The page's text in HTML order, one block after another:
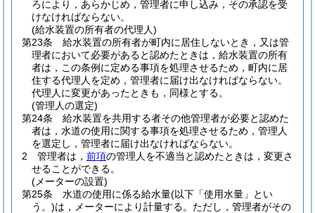
ろにより，あらかじめ，管理者に申し込み，その承認を受
けなければならない。
(給水装置の所有者の代理人)
第23条
給水装置の所有者が町内に居住しないとき，又は管
理者において必要があると認めたときは，給水装置の所有
者は，この条例に定める事項を処理させるため，町内に居
住する代理人を定め，管理者に届け出なければならない。
代理人に変更があったときも，同様とする。
(管理人の選定)
第24条
給水装置を共用する者その他管理者が必要と認めた
者は，水道の使用に関する事項を処理させるため，管理人
を選定し，管理者に届け出なければならない。
2
管理者は， 前項の管理人を不適当と認めたときは，変更さ
せることができる。
(メーターの設置)
第25条
水道の使用に係る給水量(以下「使用水量」とい
う。)は，メーターにより計量する。 ただし，管理者がその